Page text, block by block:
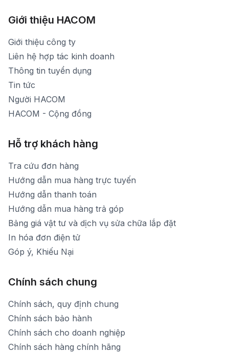
Thời gian mở cửa: Từ 8h30-19h hàng ngày
Xem bản đồ đường đi
1900 1903 (máy lẻ 159) -(028)73000322
1900 1903 (máy lẻ 160)
[email protected]
Thời gian mở cửa: Từ 8h30-20h hàng ngày
Giới thiệu HACOM
Giới thiệu công ty
Liên hệ hợp tác kinh doanh
Thông tin tuyển dụng
Tin tức
Người HACOM
HACOM - Cộng đồng
Hỗ trợ khách hàng
Tra cứu đơn hàng
Hướng dẫn mua hàng trực tuyến
Hướng dẫn thanh toán
Hướng dẫn mua hàng trả góp
Bảng giá vật tư và dịch vụ sửa chữa lắp đặt
In hóa đơn điện tử
Góp ý, Khiếu Nại
Chính sách chung
Chính sách, quy định chung
Chính sách bảo hành
Chính sách cho doanh nghiệp
Chính sách hàng chính hãng